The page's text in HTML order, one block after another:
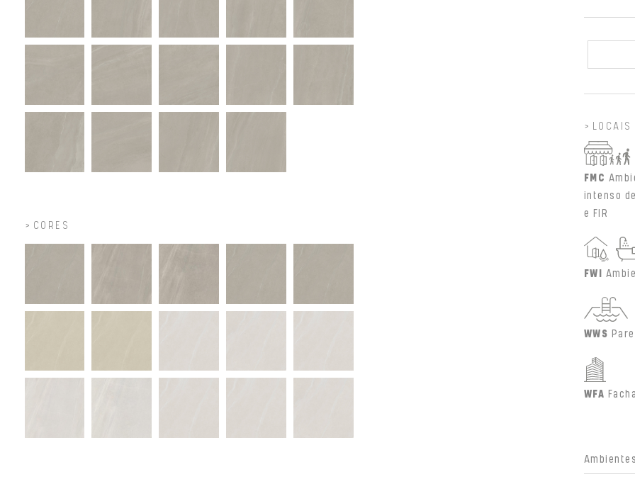
CORES
LOCAIS
FMC
intenso
e FIR
FWI
WWS
WFA